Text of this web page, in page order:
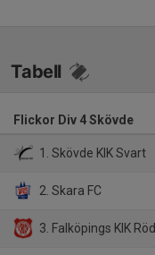
Tabell
Flickor Div 4 Skövde
1. Skövde KIK Svart
2. Skara FC
3. Falköpings KIK Röd